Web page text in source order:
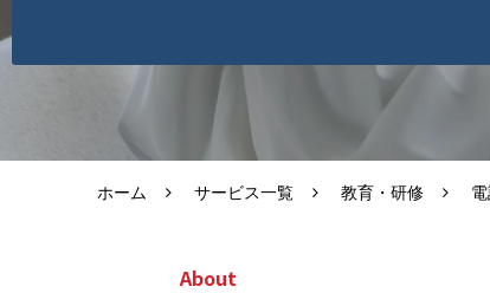
ホーム サービス一覧 教育・研修
About